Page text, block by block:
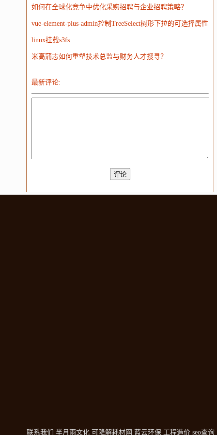
如何在全球化竞争中优化采购招聘与企业招聘策略？
vue-element-plus-admin控制TreeSelect树形下拉的可选择属性
linux挂载s3fs
米高蒲志如何重塑技术总监与财务人才搜寻？
最新评论:
联系我们 半月雨文化 可降解耗材网 蓝云环保 工程造价 seo查询